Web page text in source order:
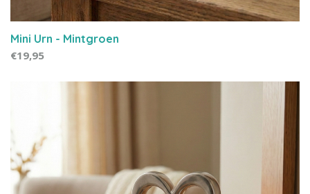
Mini Urn - Mintgroen
€19,95